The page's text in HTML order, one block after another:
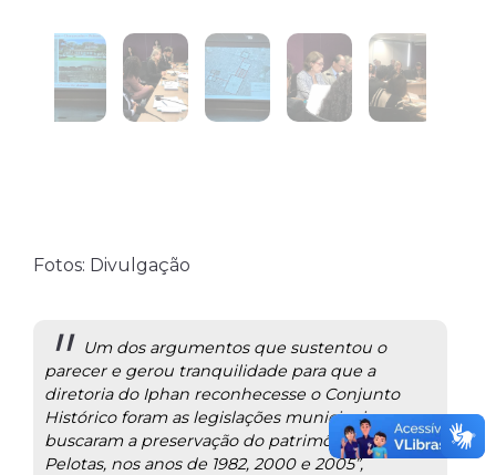
Fotos: Divulgação
Um dos argumentos que sustentou o
parecer e gerou tranquilidade para que a
diretoria do Iphan reconhecesse o Conjunto
Histórico foram as legislações municipais que
buscaram a preservação do patrimônio de
Pelotas, nos anos de 1982, 2000 e 2005”,